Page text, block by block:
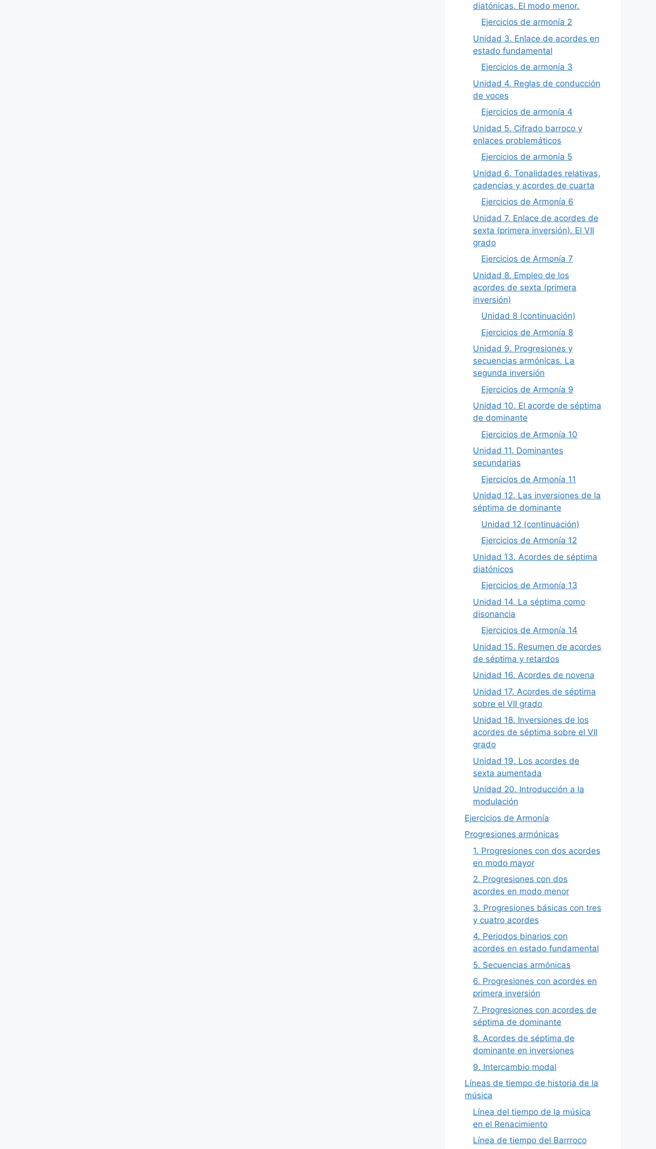
diatónicas. El modo menor.
Ejercicios de armonía 2
Unidad 3. Enlace de acordes en
estado fundamental
Ejercicios de armonía 3
Unidad 4. Reglas de conducción
de voces
Ejercicios de armonía 4
Unidad 5. Cifrado barroco y
enlaces problemáticos
Ejercicios de armonía 5
Unidad 6. Tonalidades relativas,
cadencias y acordes de cuarta
Ejercicios de Armonía 6
Unidad 7. Enlace de acordes de
sexta (primera inversión). El VII
grado
Ejercicios de Armonía 7
Unidad 8. Empleo de los
acordes de sexta (primera
inversión)
Unidad 8 (continuación)
Ejercicios de Armonía 8
Unidad 9. Progresiones y
secuencias armónicas. La
segunda inversión
Ejercicios de Armonía 9
Unidad 10. El acorde de séptima
de dominante
Ejercicios de Armonía 10
Unidad 11. Dominantes
secundarias
Ejercicios de Armonía 11
Unidad 12. Las inversiones de la
séptima de dominante
Unidad 12 (continuación)
Ejercicios de Armonía 12
Unidad 13. Acordes de séptima
diatónicos
Ejercicios de Armonía 13
Unidad 14. La séptima como
disonancia
Ejercicios de Armonía 14
Unidad 15. Resumen de acordes
de séptima y retardos
Unidad 16. Acordes de novena
Unidad 17. Acordes de séptima
sobre el VII grado
Unidad 18. Inversiones de los
acordes de séptima sobre el VII
grado
Unidad 19. Los acordes de
sexta aumentada
Unidad 20. Introducción a la
modulación
Ejercicios de Armonía
Progresiones armónicas
1. Progresiones con dos acordes
en modo mayor
2. Progresiones con dos
acordes en modo menor
3. Progresiones básicas con tres
y cuatro acordes
4. Periodos binarios con
acordes en estado fundamental
5. Secuencias armónicas
6. Progresiones con acordes en
primera inversión
7. Progresiones con acordes de
séptima de dominante
8. Acordes de séptima de
dominante en inversiones
9. Intercambio modal
Líneas de tiempo de historia de la
música
Línea del tiempo de la música
en el Renacimiento
Línea de tiempo del Barrroco